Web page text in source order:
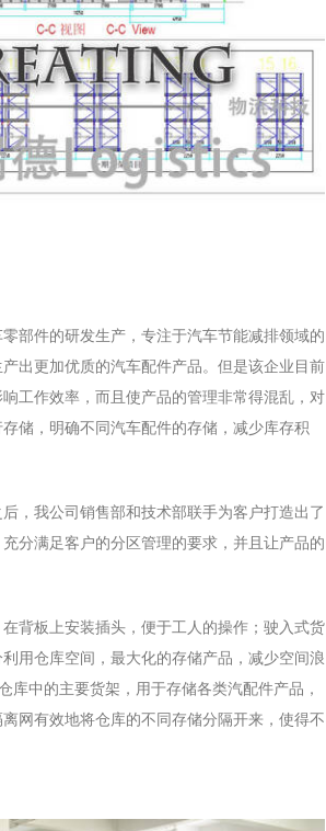
部件的研发生产，专注于汽车节能减排领域的
出更加优质的汽车配件产品。但是该企业目前
工作效率，而且使产品的管理非常得混乱，对
储，明确不同汽车配件的存储，减少库存积
，我公司销售部和技术部联手为客户打造出了
分满足客户的分区管理的要求，并且让产品的
背板上安装插头，便于工人的操作；驶入式货
用仓库空间，最大化的存储产品，减少空间浪
中的主要货架，用于存储各类汽配件产品，
网有效地将仓库的不同存储分隔开来，使得不